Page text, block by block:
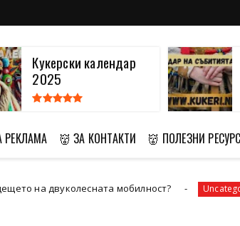
Кукерски календар
2025
РЕКЛАМА 👹 ЗА КОНТАКТИ 👹 ПОЛЕЗНИ
мобилност? Uncategorized Да